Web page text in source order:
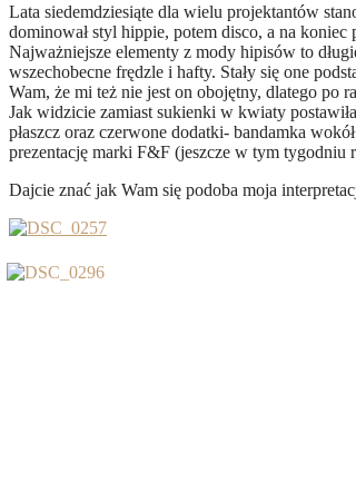
Lata siedemdziesiąte dla wielu projektantów
dominował styl hippie, potem disco, a na
Najważniejsze elementy z mody hipisów to
wszechobecne frędzle i hafty. Stały się one
Wam, że mi też nie jest on obojętny, dlatego po
Jak widzicie zamiast sukienki w kwiaty
płaszcz oraz czerwone dodatki- bandamka
prezentację marki F&F (jeszcze w tym tygodniu
Dajcie znać jak Wam się podoba moja